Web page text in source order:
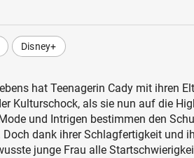
Disney+
hat Teenagerin Cady mit ihren
Kulturschock, als sie nun auf die
und Intrigen bestimmen den
Doch dank ihrer Schlagfertigkeit und
junge Frau alle